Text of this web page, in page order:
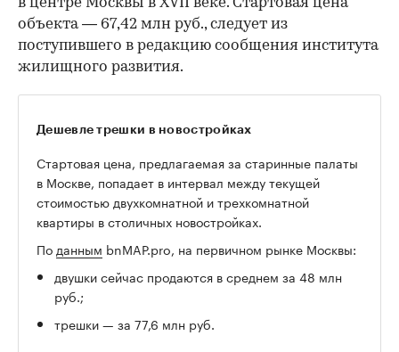
объекта — 67,42 млн руб., следует из
поступившего в редакцию сообщения института
жилищного развития.
Дешевле трешки в новостройках
Стартовая цена, предлагаемая за старинные палаты
в Москве, попадает в интервал между текущей
стоимостью двухкомнатной и трехкомнатной
квартиры в столичных новостройках.
По данным bnMAP.pro, на первичном рынке Москвы:
двушки сейчас продаются в среднем за 48 млн
руб.;
трешки — за 77,6 млн руб.